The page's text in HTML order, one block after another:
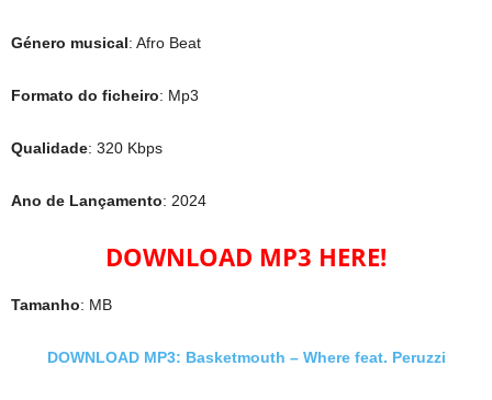
Género musical: Afro Beat
Formato do ficheiro: Mp3
Qualidade: 320 Kbps
Ano de Lançamento: 2024
DOWNLOAD MP3 HERE!
Tamanho: MB
DOWNLOAD MP3: Basketmouth – Where feat. Peruzzi